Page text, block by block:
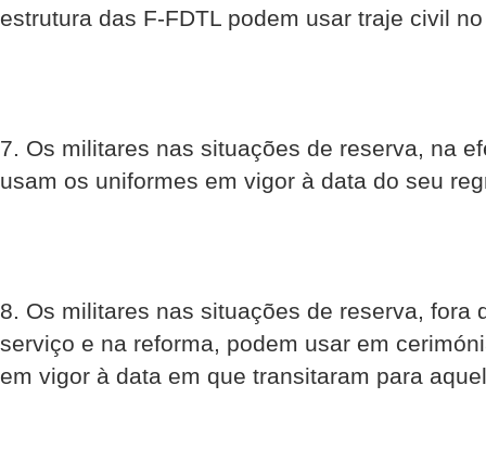
estrutura das F-FDTL podem usar traje civil
7. Os militares nas situações de reserva, na
usam os uniformes em vigor à data do seu
8. Os militares nas situações de reserva, fora
serviço e na reforma, podem usar em
em vigor à data em que transitaram para